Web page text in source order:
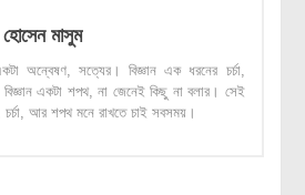
মাসুম
অন্বেষণ, সত্যের। বিজ্ঞান এক ধরনের চর্চা,
একটা শপথ, না জেনেই কিছু না বলার। সেই
আর শপথ মনে রাখতে চাই সবসময়।